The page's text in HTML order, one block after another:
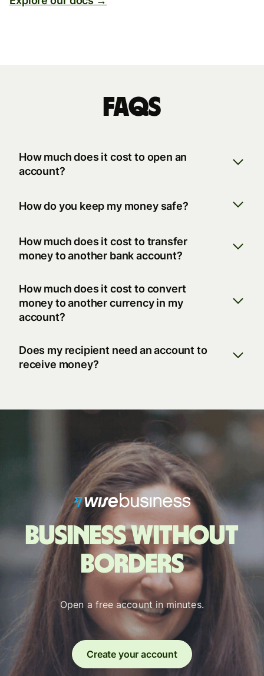
FAQs
How much does it cost to open an
account?
How do you keep my money safe?
How much does it cost to transfer
money to another bank account?
How much does it cost to convert
money to another currency in my
account?
Does my recipient need an account to
receive money?
Business without
borders
Open a free account in minutes.
Create your account